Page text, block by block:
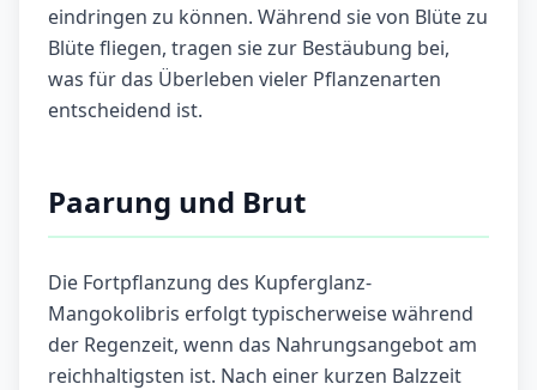
eindringen zu können. Während sie von Blüte zu
Blüte fliegen, tragen sie zur Bestäubung bei,
was für das Überleben vieler Pflanzenarten
entscheidend ist.
Paarung und Brut
Die Fortpflanzung des Kupferglanz-
Mangokolibris erfolgt typischerweise während
der Regenzeit, wenn das Nahrungsangebot am
reichhaltigsten ist. Nach einer kurzen Balzzeit